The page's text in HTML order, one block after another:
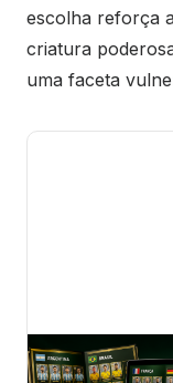
escolha reforça
criatura
uma faceta